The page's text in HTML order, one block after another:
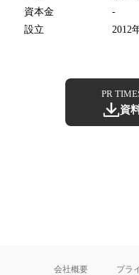
資本金
-
設立
2012
PR
資
会社概要 プラ